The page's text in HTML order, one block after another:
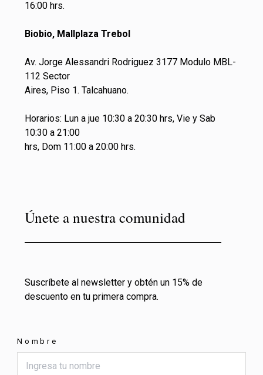
16:00 hrs.
Biobio, Mallplaza Trebol
Av. Jorge Alessandri Rodriguez 3177 Modulo MBL-
112 Sector
Aires, Piso 1. Talcahuano.
Horarios: Lun a jue 10:30 a 20:30 hrs, Vie y Sab
10:30 a 21:00
hrs, Dom 11:00 a 20:00 hrs.
Únete a nuestra comunidad
Suscríbete al newsletter y obtén un 15% de
descuento en tu primera compra.
Nombre